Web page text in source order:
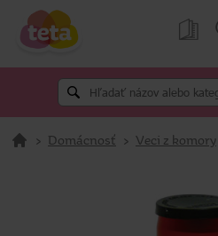
> Domácnosť > Veci z komory